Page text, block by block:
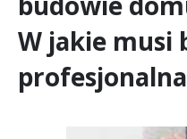
W jakie musi